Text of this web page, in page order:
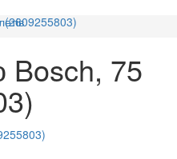
(2609255803)
Bosch, 75